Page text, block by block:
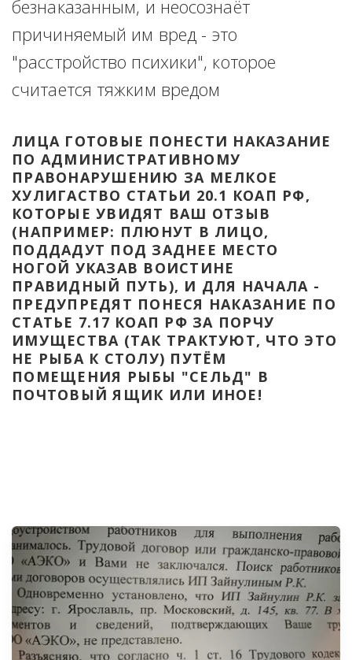
безнаказанным, и неосознаёт
причиняемый им вред - это
"расстройство психики", которое
считается тяжким вредом
ЛИЦА ГОТОВЫЕ ПОНЕСТИ НАКАЗАНИЕ
ПО АДМИНИСТРАТИВНОМУ
ПРАВОНАРУШЕНИЮ ЗА МЕЛКОЕ
ХУЛИГАСТВО СТАТЬИ 20.1 КОАП РФ,
КОТОРЫЕ УВИДЯТ ВАШ ОТЗЫВ
(НАПРИМЕР: ПЛЮНУТ В ЛИЦО,
ПОДДАДУТ ПОД ЗАДНЕЕ МЕСТО
НОГОЙ УКАЗАВ ВОИСТИНЕ
ПРАВИДНЫЙ ПУТЬ), И ДЛЯ НАЧАЛА -
ПРЕДУПРЕДЯТ ПОНЕСЯ НАКАЗАНИЕ ПО
СТАТЬЕ 7.17 КОАП РФ ЗА ПОРЧУ
ИМУЩЕСТВА (ТАК ТРАКТУЮТ, ЧТО ЭТО
НЕ РЫБА К СТОЛУ) ПУТЁМ
ПОМЕЩЕНИЯ РЫБЫ "СЕЛЬД" В
ПОЧТОВЫЙ ЯЩИК ИЛИ ИНОЕ!